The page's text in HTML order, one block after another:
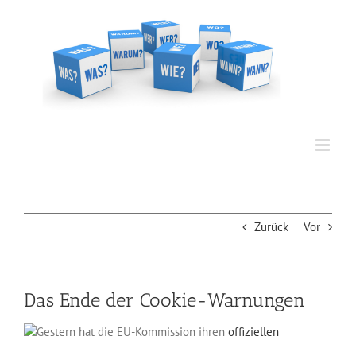
Zurück Vor
Das Ende der Cookie-Warnungen
Gestern hat die EU-Kommission ihren offiziellen